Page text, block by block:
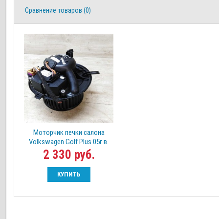
Сравнение товаров (0)
Моторчик печки салона
Volkswagen Golf Plus 05г.в.
2 330 руб.
КУПИТЬ